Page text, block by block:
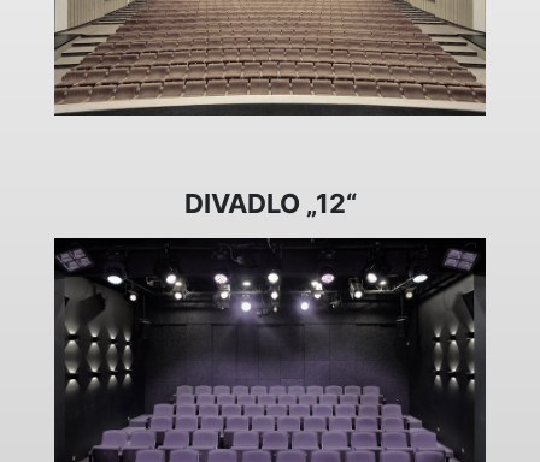
DIVADLO „12“